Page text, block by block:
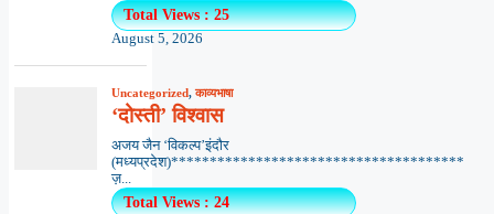
Total Views : 25
August 5, 2026
Uncategorized,काव्यभाषा
‘दोस्ती’ विश्वास
अजय जैन ‘विकल्प’इंदौर
(मध्यप्रदेश)**************************************
ज़...
Total Views : 24